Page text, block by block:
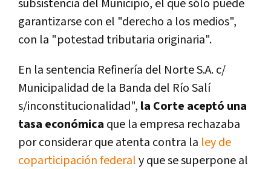
subsistencia del Municipio, el que sólo puede
garantizarse con el "derecho a los medios",
con la "potestad tributaria originaria".
En la sentencia Refinería del Norte S.A. c/
Municipalidad de la Banda del Río Salí
s/inconstitucionalidad", la Corte aceptó una
tasa económica que la empresa rechazaba
por considerar que atenta contra la ley de
coparticipación federaly que se superpone al